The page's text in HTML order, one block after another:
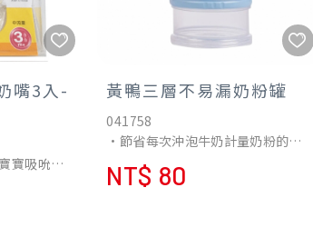
嘴3入-
寶吸吮時
頭表面奶
黃鴨三層不易漏奶粉罐
041758
•節省每次沖泡牛奶計量奶粉的時
•可計量三次份量奶粉，外出或深
NT$ 80